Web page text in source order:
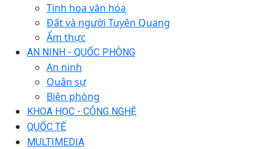
Tinh hoa văn hóa
Đất và người Tuyên Quang
Ẩm thực
AN NINH - QUỐC PHÒNG
An ninh
Quân sự
Biên phòng
KHOA HỌC - CÔNG NGHỆ
QUỐC TẾ
MULTIMEDIA